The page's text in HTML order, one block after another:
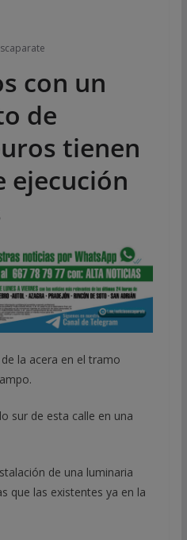
con un
de
tienen
ejecución
la acera en el tramo
sur de esta calle en una
de una luminaria
que las existentes ya en la